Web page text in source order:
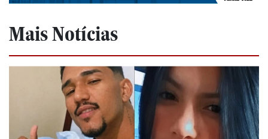
Mais Notícias